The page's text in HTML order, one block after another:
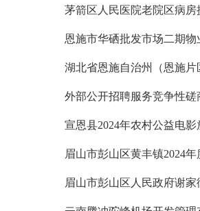
茅箭区人民医院老院区病
恩施市华硒批发市场二期
湖北省恩施自治州（恩施
外部公开招聘服务竞争性磋
宣恩县2024年农村公益电
眉山市彭山区黄丰镇2024年
眉山市彭山区人民政府谢